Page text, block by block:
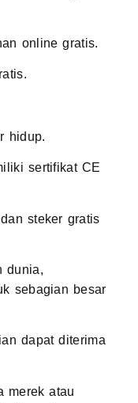
online gratis.
hidup.
sertifikat CE
steker gratis
dunia,
sebagian besar
dapat diterima
merek atau